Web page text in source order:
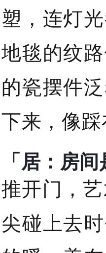
塑，连灯
地毯的纹
的瓷摆件
下来，像
「居：房
推开门，
尖碰上去